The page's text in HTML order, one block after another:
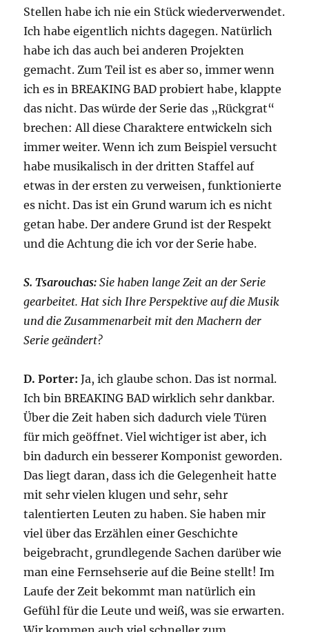
Stellen habe ich nie ein Stück wiederverwendet.
Ich habe eigentlich nichts dagegen. Natürlich
habe ich das auch bei anderen Projekten
gemacht. Zum Teil ist es aber so, immer wenn
ich es in BREAKING BAD probiert habe, klappte
das nicht. Das würde der Serie das „Rückgrat“
brechen: All diese Charaktere entwickeln sich
immer weiter. Wenn ich zum Beispiel versucht
habe musikalisch in der dritten Staffel auf
etwas in der ersten zu verweisen, funktionierte
es nicht. Das ist ein Grund warum ich es nicht
getan habe. Der andere Grund ist der Respekt
und die Achtung die ich vor der Serie habe.
S. Tsarouchas: Sie haben lange Zeit an der Serie
gearbeitet. Hat sich Ihre Perspektive auf die Musik
und die Zusammenarbeit mit den Machern der
Serie geändert?
D. Porter: Ja, ich glaube schon. Das ist normal.
Ich bin BREAKING BAD wirklich sehr dankbar.
Über die Zeit haben sich dadurch viele Türen
für mich geöffnet. Viel wichtiger ist aber, ich
bin dadurch ein besserer Komponist geworden.
Das liegt daran, dass ich die Gelegenheit hatte
mit sehr vielen klugen und sehr, sehr
talentierten Leuten zu haben. Sie haben mir
viel über das Erzählen einer Geschichte
beigebracht, grundlegende Sachen darüber wie
man eine Fernsehserie auf die Beine stellt! Im
Laufe der Zeit bekommt man natürlich ein
Gefühl für die Leute und weiß, was sie erwarten.